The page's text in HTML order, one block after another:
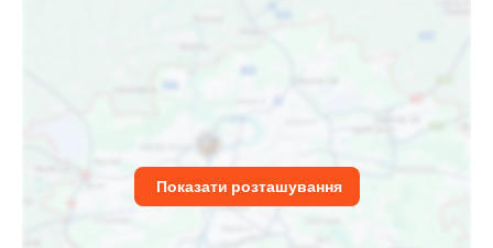
Показати розташування